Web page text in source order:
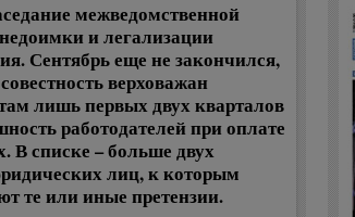
межведомственной
и легализации
Сентябрь еще не закончился,
верховажан
лишь первых двух кварталов
работодателей при оплате
В списке – больше двух
лиц, к которым
те или иные претензии.